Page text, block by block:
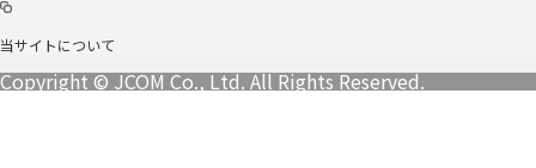
当サイトについて
Copyright © JCOM Co., Ltd. All Rights Reserved.